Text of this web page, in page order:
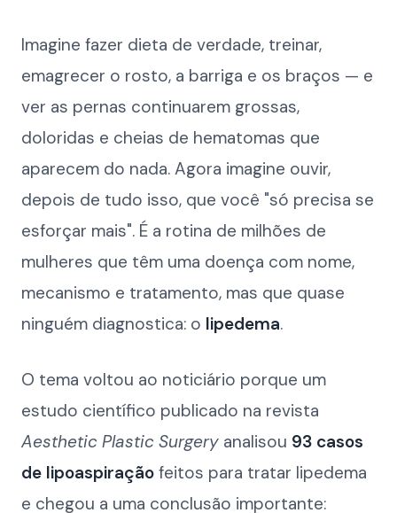
Imagine fazer dieta de verdade, treinar,
emagrecer o rosto, a barriga e os braços — e
ver as pernas continuarem grossas,
doloridas e cheias de hematomas que
aparecem do nada. Agora imagine ouvir,
depois de tudo isso, que você "só precisa se
esforçar mais". É a rotina de milhões de
mulheres que têm uma doença com nome,
mecanismo e tratamento, mas que quase
ninguém diagnostica: o lipedema.
O tema voltou ao noticiário porque um
estudo científico publicado na revista
Aesthetic Plastic Surgery analisou 93 casos
de lipoaspiração feitos para tratar lipedema
e chegou a uma conclusão importante: